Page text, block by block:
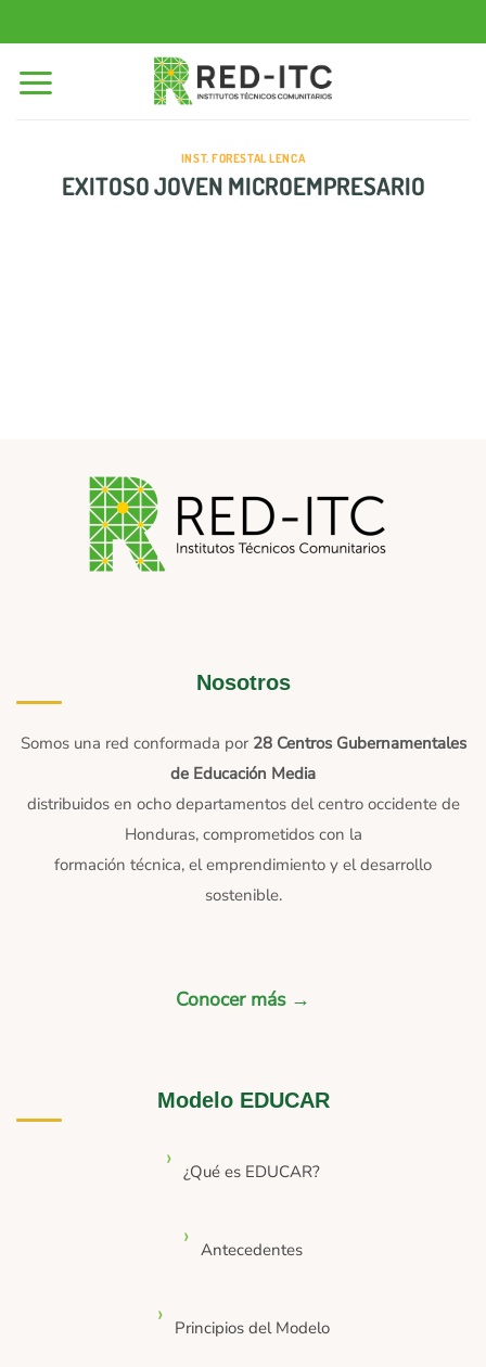
al
contenido
INST. FORESTAL LENCA
EXITOSO JOVEN MICROEMPRESARIO
Nosotros
Somos una red conformada por 28 Centros Gubernamentales
de Educación Media
distribuidos en ocho departamentos del centro occidente de
Honduras, comprometidos con la
formación técnica, el emprendimiento y el desarrollo
sostenible.
Conocer más →
Modelo EDUCAR
¿Qué es EDUCAR?
Antecedentes
Principios del Modelo